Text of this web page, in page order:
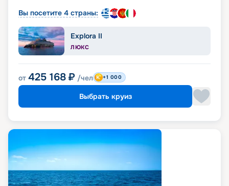
Вы посетите 4 страны:
Explora II
ЛЮКС
от 425 168 ₽ /чел +1 000
Выбрать круиз